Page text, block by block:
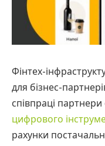
Фінтех-
для бізнес-
співпраці
цифрового
рахунки